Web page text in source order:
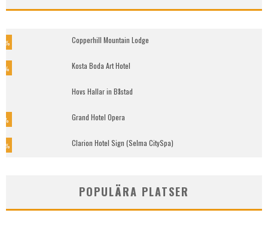
% Copperhill Mountain Lodge
% Kosta Boda Art Hotel
Hovs Hallar in Båstad
% Grand Hotel Opera
% Clarion Hotel Sign (Selma CitySpa)
POPULÄRA PLATSER